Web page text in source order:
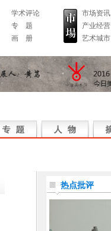
学术评论
专 题
画 册
市场资讯
产业经营
艺术城市
热点批评